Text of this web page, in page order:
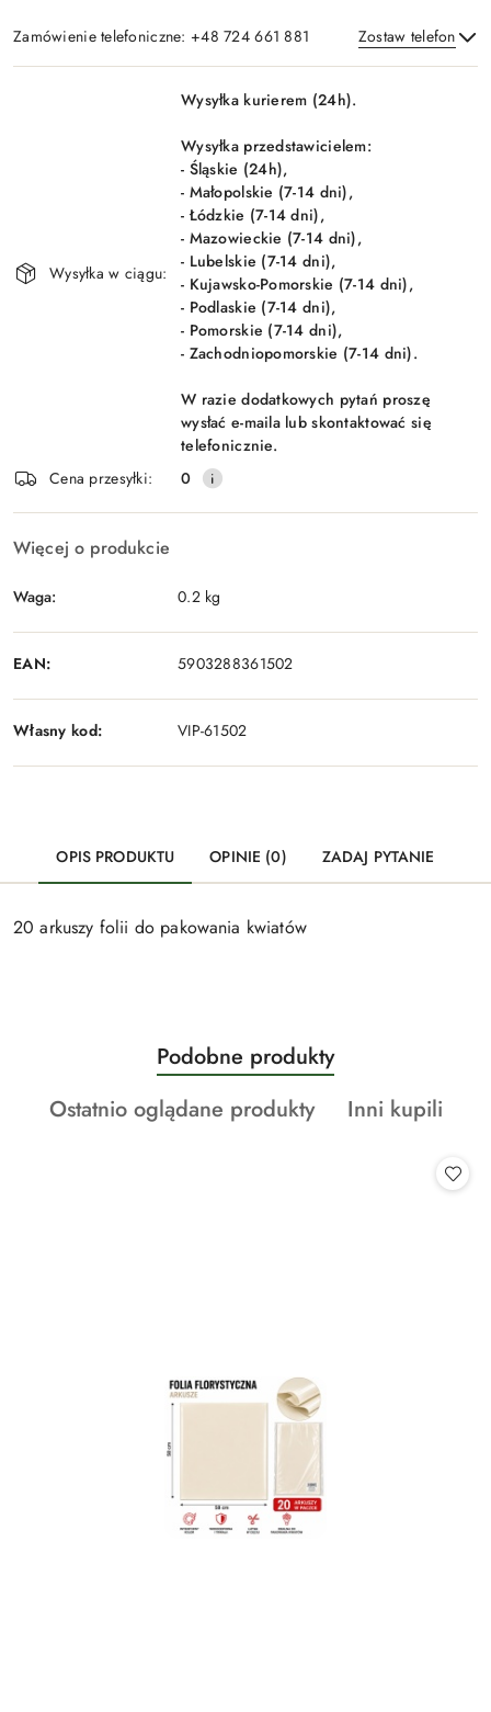
Zamówienie telefoniczne: +48 724 661 881 Zostaw telefon
Wyślij
Wysyłka w ciągu:
Wysyłka kurierem (24h).
Wysyłka przedstawicielem:
- Śląskie (24h),
- Małopolskie (7-14 dni),
- Łódzkie (7-14 dni),
- Mazowieckie (7-14 dni),
- Lubelskie (7-14 dni),
- Kujawsko-Pomorskie (7-14 dni),
- Podlaskie (7-14 dni),
- Pomorskie (7-14 dni),
- Zachodniopomorskie (7-14 dni).
W razie dodatkowych pytań proszę
wysłać e-maila lub skontaktować się
telefonicznie.
Cena przesyłki:
0
Więcej o produkcie
Waga: 0.2 kg
EAN: 5903288361502
Własny kod: VIP-61502
OPIS PRODUKTU OPINIE (0) ZADAJ PYTANIE
20 arkuszy folii do pakowania kwiatów
Pomiń karuzelę produktów
Produkty
o
statusie:
Podobne produkty
Produkty
Ostatnio oglądane produkty
Produkty
Inni kupili